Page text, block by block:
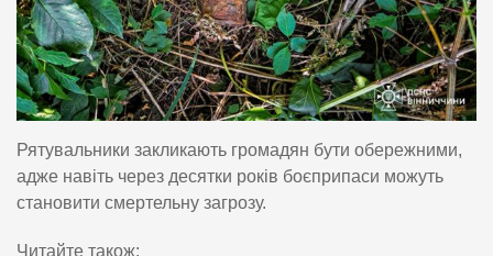
Рятувальники закликають громадян бути обережними,
адже навіть через десятки років боєприпаси можуть
становити смертельну загрозу.
Читайте також: